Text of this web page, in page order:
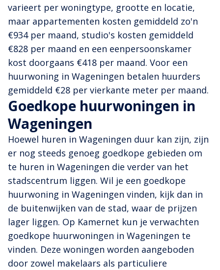
varieert per woningtype, grootte en locatie,
maar appartementen kosten gemiddeld zo'n
€934 per maand, studio's kosten gemiddeld
€828 per maand en een eenpersoonskamer
kost doorgaans €418 per maand. Voor een
huurwoning in Wageningen betalen huurders
gemiddeld €28 per vierkante meter per maand.
Goedkope huurwoningen in
Wageningen
Hoewel huren in Wageningen duur kan zijn, zijn
er nog steeds genoeg goedkope gebieden om
te huren in Wageningen die verder van het
stadscentrum liggen. Wil je een goedkope
huurwoning in Wageningen vinden, kijk dan in
de buitenwijken van de stad, waar de prijzen
lager liggen. Op Kamernet kun je verwachten
goedkope huurwoningen in Wageningen te
vinden. Deze woningen worden aangeboden
door zowel makelaars als particuliere